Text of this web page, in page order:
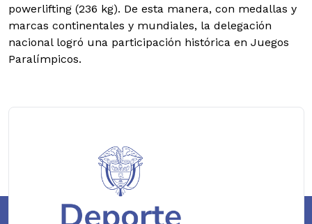
powerlifting (236 kg). De esta manera, con medallas y
marcas continentales y mundiales, la delegación
nacional logró una participación histórica en Juegos
Paralímpicos.